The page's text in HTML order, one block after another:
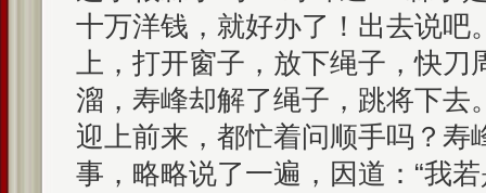
十万洋钱，就好办了！出去说吧
上，打开窗子，放下绳子，快刀
溜，寿峰却解了绳子，跳将下去
迎上前来，都忙着问顺手吗？寿
事，略略说了一遍，因道：“我